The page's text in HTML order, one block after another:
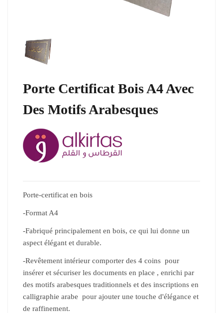
Porte Certificat Bois A4 Avec
Des Motifs Arabesques
Porte-certificat en bois
-Format A4
-Fabriqué principalement en bois, ce qui lui donne un
aspect élégant et durable.
-Revêtement intérieur comporter des 4 coins pour
insérer et sécuriser les documents en place , enrichi par
des motifs arabesques traditionnels et des inscriptions en
calligraphie arabe pour ajouter une touche d'élégance et
de raffinement.